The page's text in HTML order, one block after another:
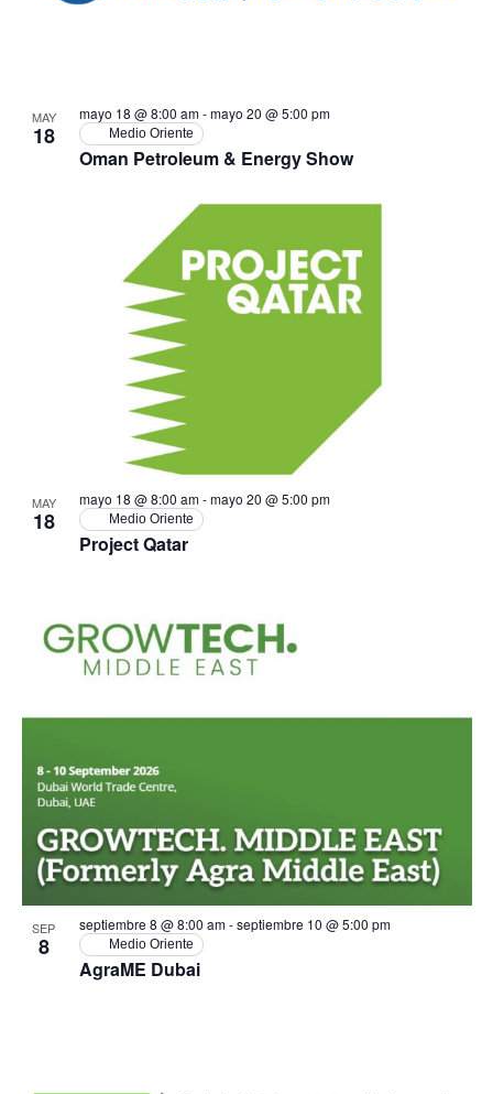
MAY
18
Oman Petroleum & Energy Show
mayo 18 @ 8:00 am-mayo 20 @ 5:00 pm
Medio Oriente
MAY
18
Project Qatar
mayo 18 @ 8:00 am-mayo 20 @ 5:00 pm
Medio Oriente
SEP
8
AgraME Dubai
septiembre 8 @ 8:00 am-septiembre 10 @ 5:00 pm
Medio Oriente